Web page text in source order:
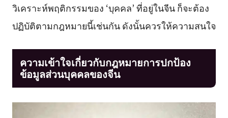
วิเคราะห์พฤติกรรมของ ‘บุคคล’ ที่อยู่ในจีน ก็จะต้อง
ปฏิบัติตามกฎหมายนี้เช่นกัน ดังนั้นควรให้ความสนใจ
ความเข้าใจเกี่ยวกับกฎหมายการปกป้อง
ข้อมูลส่วนบุคคลของจีน